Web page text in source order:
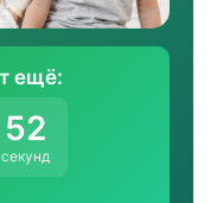
ещё:
52
секунд